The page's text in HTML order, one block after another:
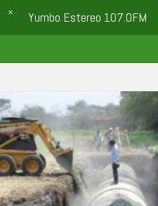
Yumbo Estereo 107.0FM